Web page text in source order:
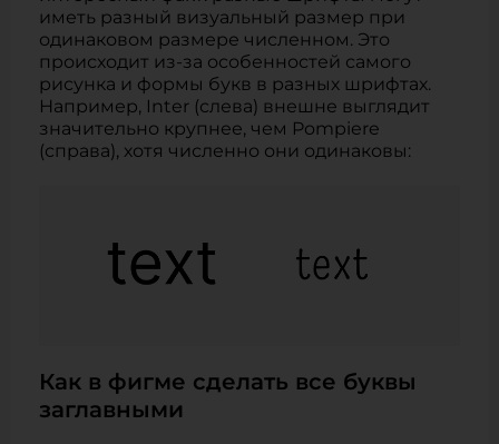
иметь разный визуальный размер при
одинаковом размере численном. Это
происходит из-за особенностей самого
рисунка и формы букв в разных шрифтах.
Например, Inter (слева) внешне выглядит
значительно крупнее, чем Pompiere
(справа), хотя численно они одинаковы:
Как в фигме сделать все буквы
заглавными